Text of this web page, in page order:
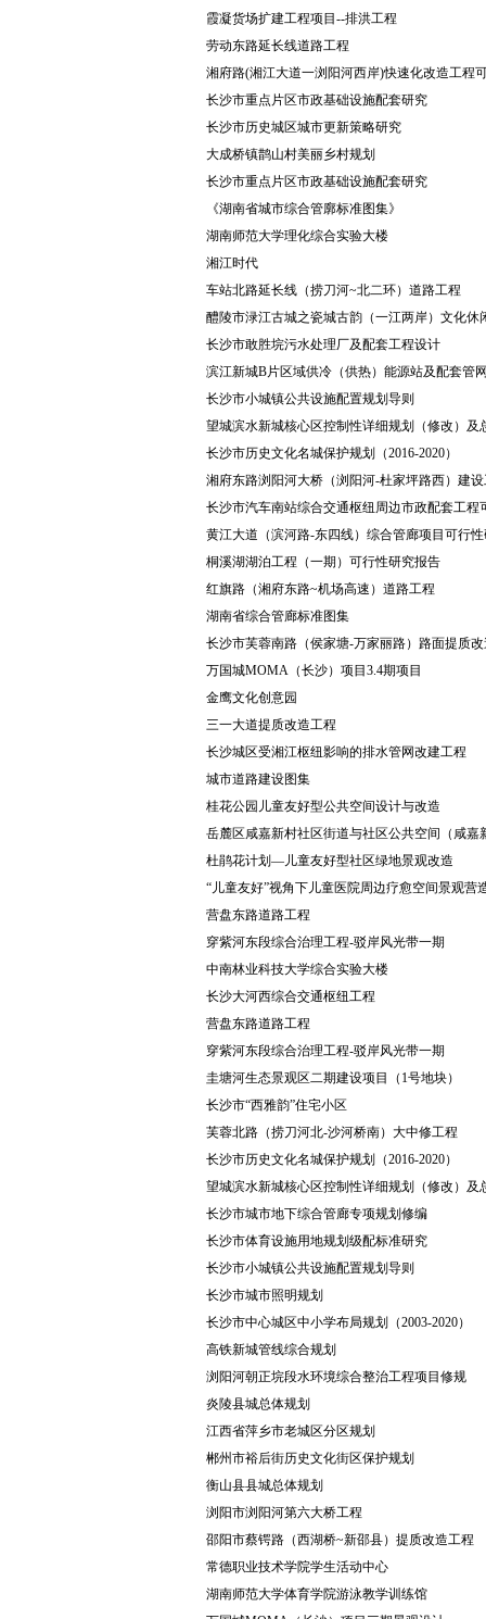
霞凝货场扩建工程项目--排洪工程
劳动东路延长线道路工程
湘府路(湘江大道一浏阳河西岸)快速化改造工程
长沙市重点片区市政基础设施配套研究
长沙市历史城区城市更新策略研究
大成桥镇鹊山村美丽乡村规划
长沙市重点片区市政基础设施配套研究
《湖南省城市综合管廓标准图集》
湖南师范大学理化综合实验大楼
湘江时代
车站北路延长线（捞刀河~北二环）道路工程
醴陵市渌江古城之瓷城古韵（一江两岸）文化
长沙市敢胜垸污水处理厂及配套工程设计
滨江新城B片区域供冷（供热）能源站及配套管
长沙市小城镇公共设施配置规划导则
望城滨水新城核心区控制性详细规划（修改）及
长沙市历史文化名城保护规划（2016-2020）
湘府东路浏阳河大桥（浏阳河-杜家坪路西）建
长沙市汽车南站综合交通枢纽周边市政配套工程
黄江大道（滨河路-东四线）综合管廊项目可行
桐溪湖湖泊工程（一期）可行性研究报告
红旗路（湘府东路~机场高速）道路工程
湖南省综合管廊标准图集
长沙市芙蓉南路（侯家塘-万家丽路）路面提质
万国城MOMA（长沙）项目3.4期项目
金鹰文化创意园
三一大道提质改造工程
长沙城区受湘江枢纽影响的排水管网改建工程
城市道路建设图集
桂花公园儿童友好型公共空间设计与改造
岳麓区咸嘉新村社区街道与社区公共空间（咸嘉
杜鹃花计划—儿童友好型社区绿地景观改造
“儿童友好”视角下儿童医院周边疗愈空间景观营
营盘东路道路工程
穿紫河东段综合治理工程-驳岸风光带一期
中南林业科技大学综合实验大楼
长沙大河西综合交通枢纽工程
营盘东路道路工程
穿紫河东段综合治理工程-驳岸风光带一期
圭塘河生态景观区二期建设项目（1号地块）
长沙市“西雅韵”住宅小区
芙蓉北路（捞刀河北-沙河桥南）大中修工程
长沙市历史文化名城保护规划（2016-2020）
望城滨水新城核心区控制性详细规划（修改）及
长沙市城市地下综合管廊专项规划修编
长沙市体育设施用地规划级配标准研究
长沙市小城镇公共设施配置规划导则
长沙市城市照明规划
长沙市中心城区中小学布局规划（2003-2020）
高铁新城管线综合规划
浏阳河朝正垸段水环境综合整治工程项目修规
炎陵县城总体规划
江西省萍乡市老城区分区规划
郴州市裕后街历史文化街区保护规划
衡山县县城总体规划
浏阳市浏阳河第六大桥工程
邵阳市蔡锷路（西湖桥~新邵县）提质改造工程
常德职业技术学院学生活动中心
湖南师范大学体育学院游泳教学训练馆